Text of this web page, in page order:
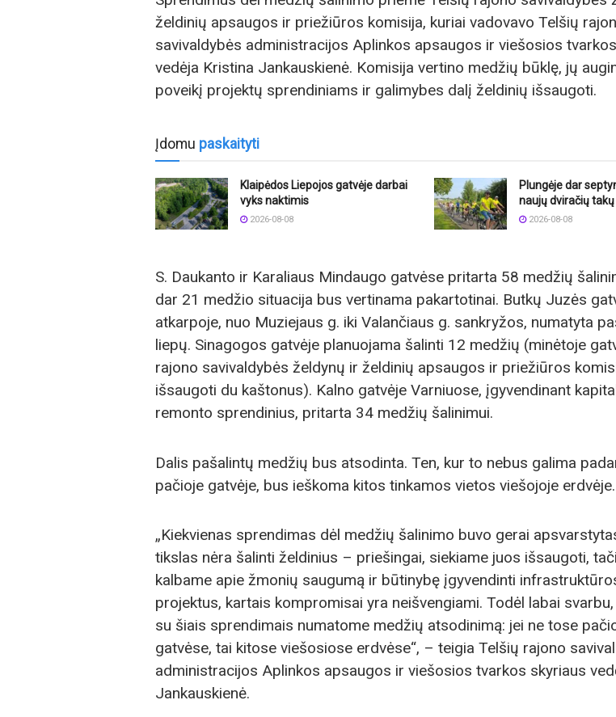
želdinių apsaugos ir priežiūros komisija, kuriai vadovavo Telšių
savivaldybės administracijos Aplinkos apsaugos ir viešosios
vedėja Kristina Jankauskienė. Komisija vertino medžių būklę, jų
poveikį projektų sprendiniams ir galimybes dalį želdinių išsaugoti.
Įdomu paskaityti
Klaipėdos Liepojos gatvėje darbai
vyks naktimis
2026-08-08
Plungėje dar
naujų dviračių takų
2026-08-08
S. Daukanto ir Karaliaus Mindaugo gatvėse pritarta 58 medžių
dar 21 medžio situacija bus vertinama pakartotinai. Butkų Juzės
atkarpoje, nuo Muziejaus g. iki Valančiaus g. sankryžos, numatyta
liepų. Sinagogos gatvėje planuojama šalinti 12 medžių (minėtoje
rajono savivaldybės želdynų ir želdinių apsaugos ir priežiūros
išsaugoti du kaštonus). Kalno gatvėje Varniuose, įgyvendinant
remonto sprendinius, pritarta 34 medžių šalinimui.
Dalis pašalintų medžių bus atsodinta. Ten, kur to nebus galima
pačioje gatvėje, bus ieškoma kitos tinkamos vietos viešojoje erdvėje.
„Kiekvienas sprendimas dėl medžių šalinimo buvo gerai
tikslas nėra šalinti želdinius – priešingai, siekiame juos išsaugoti,
kalbame apie žmonių saugumą ir būtinybę įgyvendinti
projektus, kartais kompromisai yra neišvengiami. Todėl labai
su šiais sprendimais numatome medžių atsodinimą: jei ne tose
gatvėse, tai kitose viešosiose erdvėse“, – teigia Telšių rajono
administracijos Aplinkos apsaugos ir viešosios tvarkos skyriaus
Jankauskienė.